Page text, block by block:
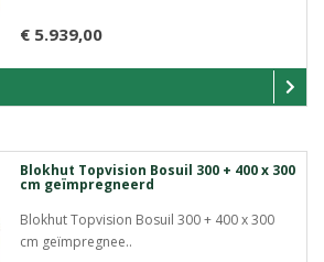
€ 5.939,00
Blokhut Topvision Bosuil 300 + 400 x 300
cm geïmpregneerd
Blokhut Topvision Bosuil 300 + 400 x 300
cm geïmpregnee..